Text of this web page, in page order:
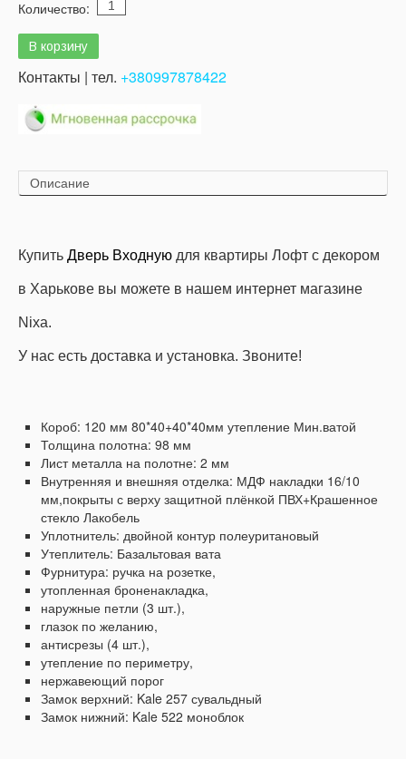
Количество:
Контакты | тел. +380997878422
Описание
Купить Дверь Входную для квартиры Лофт с декором
в Харькове вы можете в нашем интернет магазине
Nixa.
У нас есть доставка и установка. Звоните!
Короб: 120 мм 80*40+40*40мм утепление Мин.ватой
Толщина полотна: 98 мм
Лист металла на полотне: 2 мм
Внутренняя и внешняя отделка: МДФ накладки 16/10
мм,покрыты с верху защитной плёнкой ПВХ+Крашенное
стекло Лакобель
Уплотнитель: двойной контур полеуритановый
Утеплитель: Базальтовая вата
Фурнитура: ручка на розетке,
утопленная броненакладка,
наружные петли (3 шт.),
глазок по желанию,
антисрезы (4 шт.),
утепление по периметру,
нержавеющий порог
Замок верхний: Kale 257 сувальдный
Замок нижний: Kale 522 моноблок